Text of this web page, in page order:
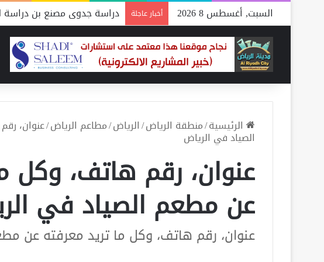
السبت, أغسطس 8 2026 أخبار عاجلة دراسة جدوى مصنع بن دراسة
الرئيسية/منطقة الرياض/الرياض/مطاعم الرياض/عنوان،
الصياد في الرياض
عنوان، رقم هاتف، وكل
عن مطعم الصياد في
عنوان، رقم هاتف، وكل ما تريد معرفته عن